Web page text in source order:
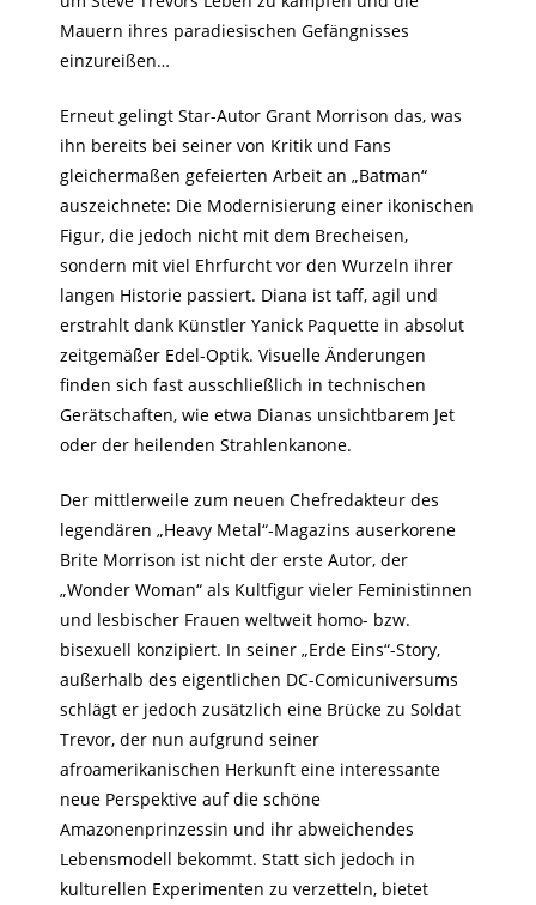
Mauern ihres paradiesischen Gefängnisses
einzureißen…
Erneut gelingt Star-Autor Grant Morrison das, was
ihn bereits bei seiner von Kritik und Fans
gleichermaßen gefeierten Arbeit an „Batman“
auszeichnete: Die Modernisierung einer ikonischen
Figur, die jedoch nicht mit dem Brecheisen,
sondern mit viel Ehrfurcht vor den Wurzeln ihrer
langen Historie passiert. Diana ist taff, agil und
erstrahlt dank Künstler Yanick Paquette in absolut
zeitgemäßer Edel-Optik. Visuelle Änderungen
finden sich fast ausschließlich in technischen
Gerätschaften, wie etwa Dianas unsichtbarem Jet
oder der heilenden Strahlenkanone.
Der mittlerweile zum neuen Chefredakteur des
legendären „Heavy Metal“-Magazins auserkorene
Brite Morrison ist nicht der erste Autor, der
„Wonder Woman“ als Kultfigur vieler Feministinnen
und lesbischer Frauen weltweit homo- bzw.
bisexuell konzipiert. In seiner „Erde Eins“-Story,
außerhalb des eigentlichen DC-Comicuniversums
schlägt er jedoch zusätzlich eine Brücke zu Soldat
Trevor, der nun aufgrund seiner
afroamerikanischen Herkunft eine interessante
neue Perspektive auf die schöne
Amazonenprinzessin und ihr abweichendes
Lebensmodell bekommt. Statt sich jedoch in
kulturellen Experimenten zu verzetteln, bietet